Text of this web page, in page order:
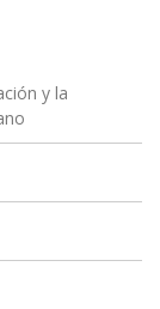
y la